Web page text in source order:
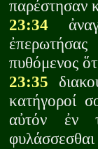
παρέστησαν
23:34
ἐπερωτήσας
πυθόμενος
23:35
κατήγοροί
αὐτόν ἐν
φυλάσσεσθαι